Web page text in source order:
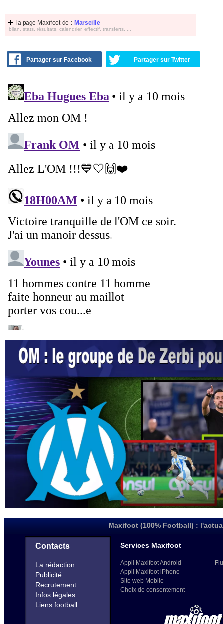
la page Maxifoot de : Marseille
bilan, stats, résultats, calendrier, effectif, transferts, ...
Partager sur Facebook Partager sur Twitter
Maxifoot (100% Football) :
Contacts
La rédaction
Publicité
Recrutement
Infos légales
Liens football
Services Maxifoot
Appli Maxifoot Android
Appli Maxifoot iPhone
Site web Mobile
Choix de consentement